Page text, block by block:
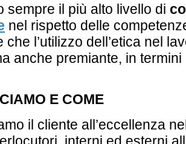
sempre il più alto livello di
nel rispetto delle
che l’utilizzo dell’etica nel
anche premiante, in
E COME
il cliente all’eccellenza